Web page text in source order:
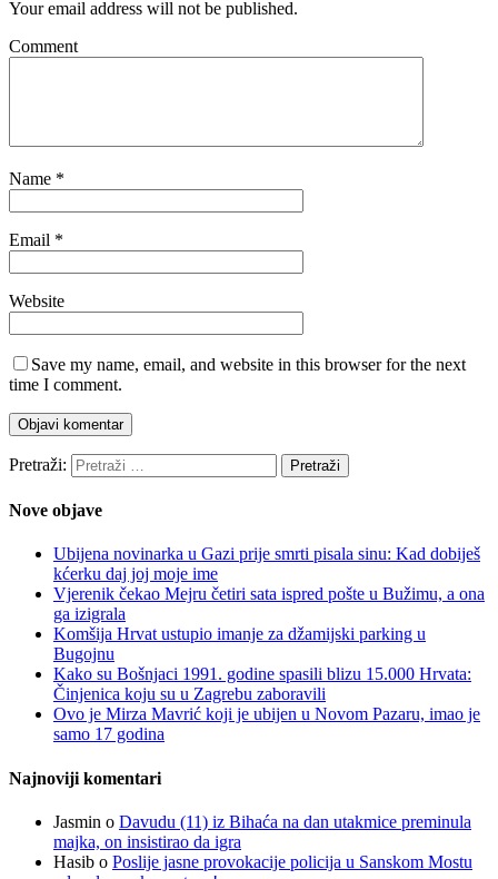
Your email address will not be published.
Comment
Name *
Email *
Website
Save my name, email, and website in this browser for the next
time I comment.
Pretraži:
Nove objave
Ubijena novinarka u Gazi prije smrti pisala sinu: Kad dobiješ
kćerku daj joj moje ime
Vjerenik čekao Mejru četiri sata ispred pošte u Bužimu, a ona
ga izigrala
Komšija Hrvat ustupio imanje za džamijski parking u
Bugojnu
Kako su Bošnjaci 1991. godine spasili blizu 15.000 Hrvata:
Činjenica koju su u Zagrebu zaboravili
Ovo je Mirza Mavrić koji je ubijen u Novom Pazaru, imao je
samo 17 godina
Najnoviji komentari
Jasmin o Davudu (11) iz Bihaća na dan utakmice preminula
majka, on insistirao da igra
Hasib o Poslije jasne provokacije policija u Sanskom Mostu